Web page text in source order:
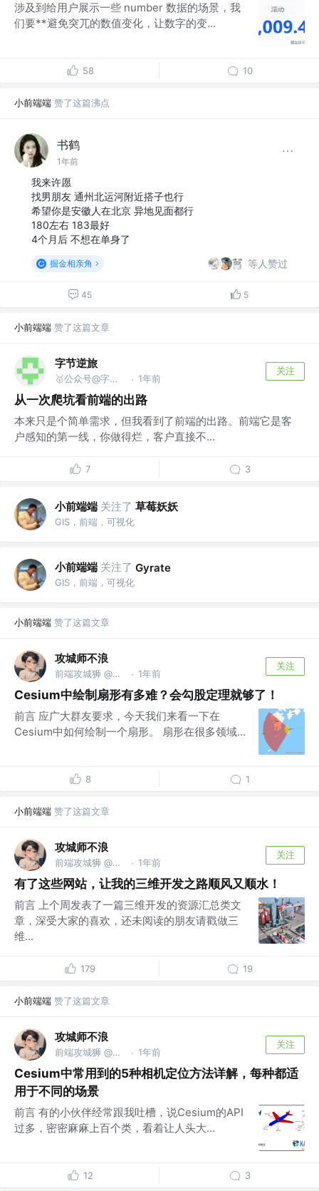
涉及到给用户展示一些 number 数据的场景，我
们要**避免突兀的数值变化，让数字的变...
58 10
小前端端 赞了这篇沸点
书鹤
1年前
我来许愿
找男朋友 通州北运河附近搭子也行
希望你是安徽人在北京 异地见面都行
180左右 183最好
4个月后 不想在单身了
掘金相亲角 等人赞过
45 5
小前端端 赞了这篇文章
字节逆旅
🥇公众号@字节逆旅 · 1年前
关注
从一次爬坑看前端的出路
本来只是个简单需求，但我看到了前端的出路。前端它是客
户感知的第一线，你做得烂，客户直接不...
7 3
小前端端 关注了 草莓妖妖
GIS，前端，可视化
小前端端 关注了 Gyrate
GIS，前端，可视化
小前端端 赞了这篇文章
攻城师不浪
前端攻城狮 @家里蹲 · 1年前
关注
Cesium中绘制扇形有多难？会勾股定理就够了！
前言 应广大群友要求，今天我们来看一下在
Cesium中如何绘制一个扇形。 扇形在很多领域...
8 1
小前端端 赞了这篇文章
攻城师不浪
前端攻城狮 @家里蹲 · 1年前
关注
有了这些网站，让我的三维开发之路顺风又顺水！
前言 上个周发表了一篇三维开发的资源汇总类文
章，深受大家的喜欢，还未阅读的朋友请戳做三
维...
179 19
小前端端 赞了这篇文章
攻城师不浪
前端攻城狮 @家里蹲 · 1年前
关注
Cesium中常用到的5种相机定位方法详解，每种都适
用于不同的场景
前言 有的小伙伴经常跟我吐槽，说Cesium的API
过多，密密麻麻上百个类，看着让人头大...
12 3